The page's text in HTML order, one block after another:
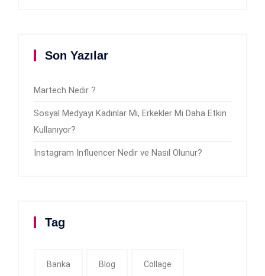
Son Yazılar
Martech Nedir ?
Sosyal Medyayı Kadınlar Mı, Erkekler Mi Daha Etkin
Kullanıyor?
Instagram Influencer Nedir ve Nasıl Olunur?
Tag
Banka Blog Collage